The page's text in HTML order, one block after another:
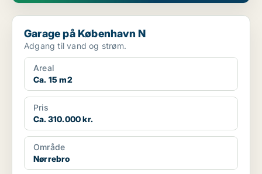
Garage på København N
Garage på København N
Adgang til vand og strøm.
Areal
Ca. 15 m2
Pris
Ca. 310.000 kr.
Område
Nørrebro